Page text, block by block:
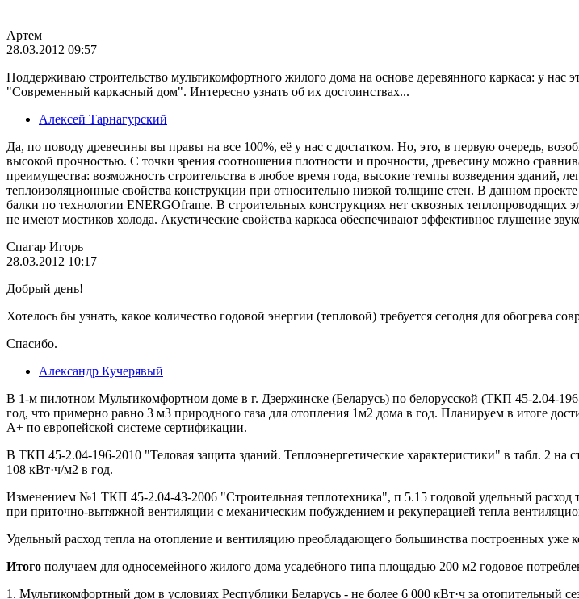
Артем
28.03.2012 09:57
Поддерживаю строительство мультикомфортного жилого дома на основе деревянного каркаса: у нас
"Современный каркасный дом". Интересно узнать об их достоинствах...
Алексей Тарнагурский
Да, по поводу древесины вы правы на все 100%, её у нас с достатком. Но, это, в первую очередь,
высокой прочностью. С точки зрения соотношения плотности и прочности, древесину можно
преимущества: возможность строительства в любое время года, высокие темпы возведения зданий,
теплоизоляционные свойства конструкции при относительно низкой толщине стен. В данном
балки по технологии ENERGOframe. В строительных конструкциях нет сквозных теплопроводящих
не имеют мостиков холода. Акустические свойства каркаса обеспечивают эффективное глушение
Спагар Игорь
28.03.2012 10:17
Добрый день!
Хотелось бы узнать, какое количество годовой энергии (тепловой) требуется сегодня для обогрева
Спасибо.
Александр Кучерявый
В 1-м пилотном Мультикомфортном доме в г. Дзержинске (Беларусь) по белорусской (ТКП 45-2.04-
год, что примерно равно 3 м3 природного газа для отопления 1м2 дома в год. Планируем в итоге
А+ по европейской системе сертификации.
В ТКП 45-2.04-196-2010 "Теловая защита зданий. Теплоэнергетические характеристики" в табл. 2 на
108 кВт·ч/м2 в год.
Изменением №1 ТКП 45-2.04-43-2006 "Строительная теплотехника", п 5.15 годовой удельный
при приточно-вытяжной вентиляции с механическим побуждением и рекуперацией тепла
Удельный расход тепла на отопление и вентиляцию преобладающего большинства построенных уже
Итого получаем для односемейного жилого дома усадебного типа площадью 200 м2 годовое
1. Мультикомфортный дом в условиях Республики Беларусь - не более 6 000 кВт·ч за отопительный